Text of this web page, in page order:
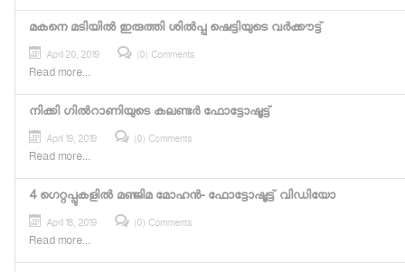
മകനെ മടിയില്‍ ഇരുത്തി ശില്‍പ്പ ഷെട്ടിയുടെ വര്‍ക്കൗട്ട്
April 20, 2019 (0) Comments
Read more...
നിക്കി ഗില്‍റാണിയുടെ കലണ്ടര്‍ ഫോട്ടോഷൂട്ട്
April 19, 2019 (0) Comments
Read more...
4 ഗെറ്റപ്പുകളില്‍ മഞ്ജിമ മോഹന്‍- ഫോട്ടോഷൂട്ട് വിഡിയോ
April 18, 2019 (0) Comments
Read more...